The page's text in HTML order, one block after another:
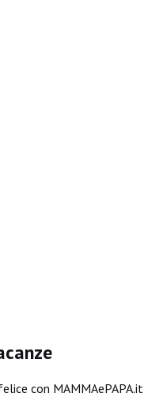
con MAMMAePAPA.it